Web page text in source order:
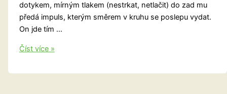
dotykem, mírným tlakem (nestrkat, netlačit) do zad mu
předá impuls, kterým směrem v kruhu se poslepu vydat.
On jde tím …
Hra
důvěru
Číst více »